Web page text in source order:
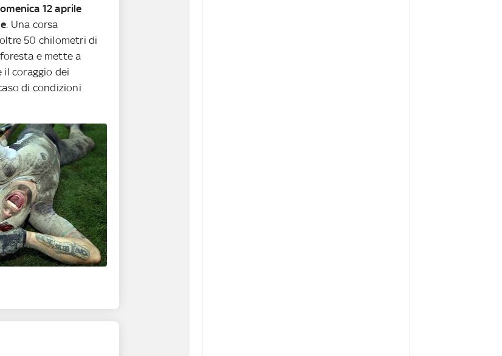
12 aprile
. Una corsa
50 chilometri di
e mette a
il coraggio dei
di condizioni